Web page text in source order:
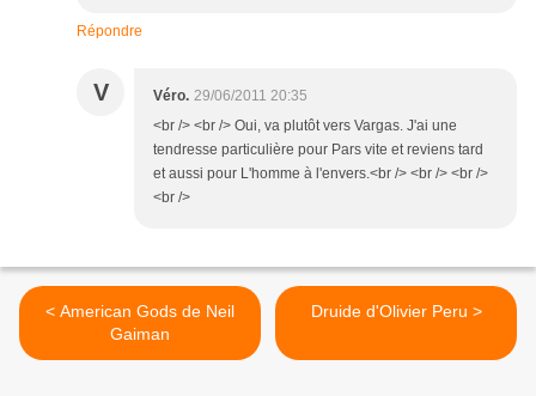
Répondre
V Véro. 29/06/2011 20:35
<br /> <br /> Oui, va plutôt vers Vargas. J'ai une
tendresse particulière pour Pars vite et reviens tard
et aussi pour L'homme à l'envers.<br /> <br /> <br />
<br />
< American Gods de Neil
Gaiman
Druide d'Olivier Peru >